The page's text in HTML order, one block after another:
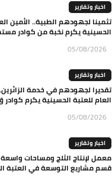
اخبار وتقارير
تثمينا لجهودهم الطبية.. الأمين
الحسينية يكرم نخبة من كوادر
05/08/2026
اخبار وتقارير
تقديرا لجهودهم في خدمة
العام للعتبة الحسينية يكرم كوادر
05/08/2026
اخبار وتقارير
معمل لإنتاج الثلج ومساحات
قسم مشاريع التوسعة في العتبة